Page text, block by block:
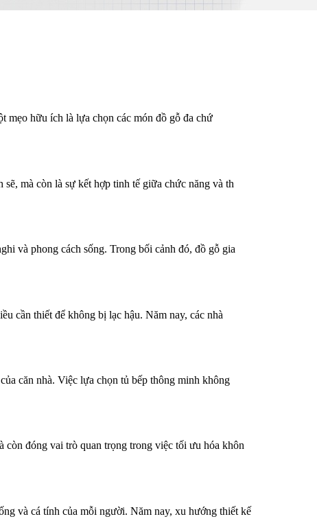
mẹo hữu ích là lựa chọn các món đồ gỗ đa chứ
mà còn là sự kết hợp tinh tế giữa chức năng và th
và phong cách sống. Trong bối cảnh đó, đồ gỗ gia
cần thiết để không bị lạc hậu. Năm nay, các nhà
căn nhà. Việc lựa chọn tủ bếp thông minh không
đóng vai trò quan trọng trong việc tối ưu hóa khôn
và cá tính của mỗi người. Năm nay, xu hướng thiết kế